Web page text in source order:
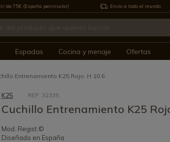
de 75€ (España peninsular) Envío a todo el mundo
Espadas Cocina y menaje Ofertas
Entrenamiento K25 Rojo. H 10.6
K25 REF: 32335
Cuchillo Entrenamiento K25
Mod. Regist.©
Diseñado en España